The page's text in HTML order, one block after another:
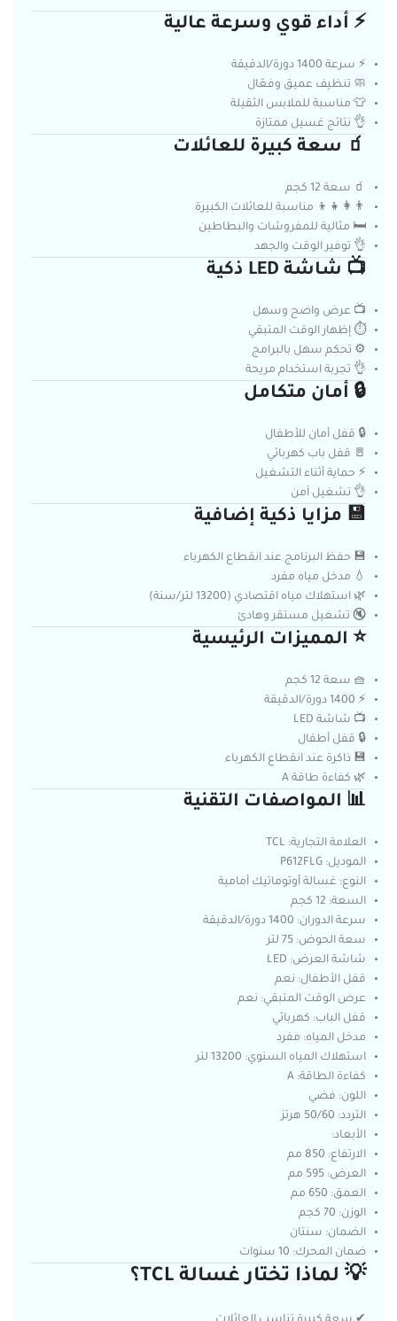
⚡ أداء قوي وسرعة عالية
⚡ سرعة 1400 دورة/الدقيقة
🧼 تنظيف عميق وفعّال
👕 مناسبة للملابس الثقيلة
👌 نتائج غسيل ممتازة
🧃 سعة كبيرة للعائلات
🧃 سعة 12 كجم
👨‍👩‍👧‍👦 مناسبة للعائلات الكبيرة
🛏️ مثالية للمفروشات والبطاطين
👌 توفير الوقت والجهد
📺 شاشة LED ذكية
📺 عرض واضح وسهل
⏱️ إظهار الوقت المتبقي
⚙️ تحكم سهل بالبرامج
👌 تجربة استخدام مريحة
🔒 أمان متكامل
🔒 قفل أمان للأطفال
🚪 قفل باب كهربائي
⚡ حماية أثناء التشغيل
👌 تشغيل آمن
💾 مزايا ذكية إضافية
💾 حفظ البرنامج عند انقطاع الكهرباء
💧 مدخل مياه مفرد
🌿 استهلاك مياه اقتصادي (13200 لتر/سنة)
🔇 تشغيل مستقر وهادئ
⭐ المميزات الرئيسية
🧺 سعة 12 كجم
⚡ 1400 دورة/الدقيقة
📺 شاشة LED
🔒 قفل أطفال
💾 ذاكرة عند انقطاع الكهرباء
🌿 كفاءة طاقة A
📊 المواصفات التقنية
العلامة التجارية: TCL
الموديل: P612FLG
النوع: غسالة أوتوماتيك أمامية
السعة: 12 كجم
سرعة الدوران: 1400 دورة/الدقيقة
سعة الحوض: 75 لتر
شاشة العرض: LED
قفل الأطفال: نعم
عرض الوقت المتبقي: نعم
قفل الباب: كهربائي
مدخل المياه: مفرد
استهلاك المياه السنوي: 13200 لتر
كفاءة الطاقة: A
اللون: فضي
التردد: 50/60 هرتز
الأبعاد:
الارتفاع: 850 مم
العرض: 595 مم
العمق: 650 مم
الوزن: 70 كجم
الضمان: سنتان
ضمان المحرك: 10 سنوات
💡 لماذا تختار غسالة TCL؟